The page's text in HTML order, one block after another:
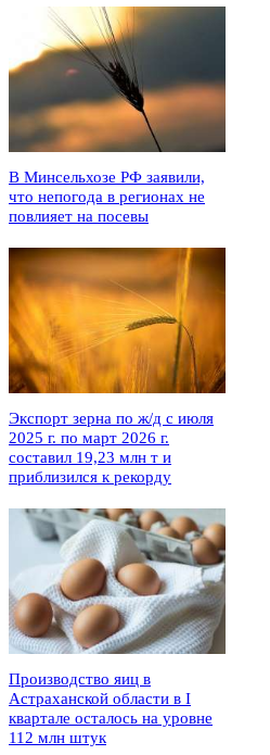
В Минсельхозе РФ заявили,
что непогода в регионах не
повлияет на посевы
Экспорт зерна по ж/д с июля
2025 г. по март 2026 г.
составил 19,23 млн т и
приблизился к рекорду
Производство яиц в
Астраханской области в I
квартале осталось на уровне
112 млн штук